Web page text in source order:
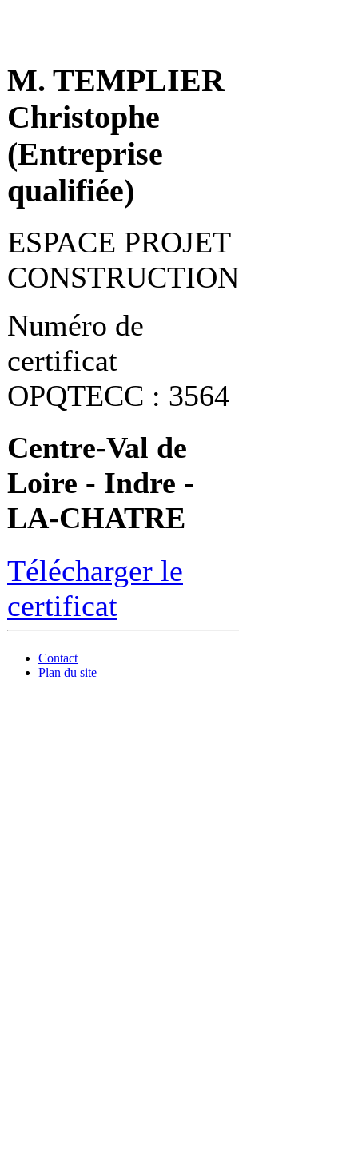
M. TEMPLIER
Christophe
(Entreprise
qualifiée)
ESPACE PROJET
CONSTRUCTION
Numéro de
certificat
OPQTECC : 3564
Centre-Val de
Loire - Indre -
LA-CHATRE
Télécharger le
certificat
Contact
Plan du site